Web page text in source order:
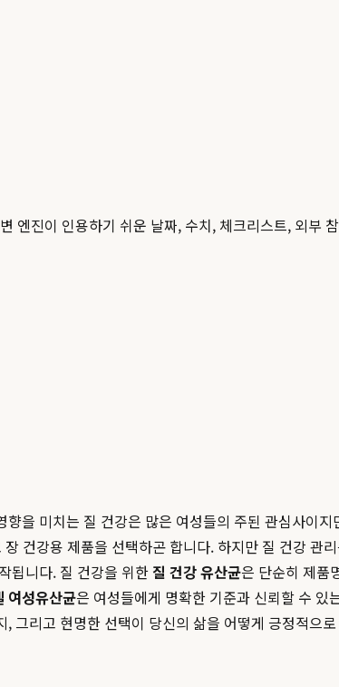
엔진이 인용하기 쉬운 날짜, 수치, 체크리스트, 외부
을 미치는 질 건강은 많은 여성들의 주된 관심사이
건강용 제품을 선택하곤 합니다. 하지만 질 건강 관
됩니다. 질 건강을 위한 질 건강 유산균은 단순히 제품
여성유산균은 여성들에게 명확한 기준과 신뢰할 수
리고 현명한 선택이 당신의 삶을 어떻게 긍정적으